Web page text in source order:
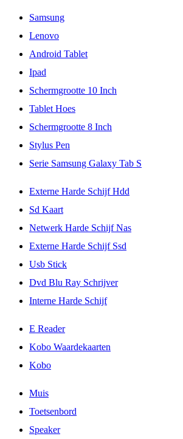
Samsung
Lenovo
Android Tablet
Ipad
Schermgrootte 10 Inch
Tablet Hoes
Schermgrootte 8 Inch
Stylus Pen
Serie Samsung Galaxy Tab S
Externe Harde Schijf Hdd
Sd Kaart
Netwerk Harde Schijf Nas
Externe Harde Schijf Ssd
Usb Stick
Dvd Blu Ray Schrijver
Interne Harde Schijf
E Reader
Kobo Waardekaarten
Kobo
Muis
Toetsenbord
Speaker